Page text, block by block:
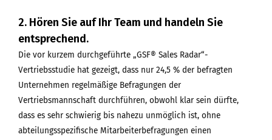
2. Hören Sie auf Ihr Team und handeln Sie
entsprechend.
Die vor kurzem durchgeführte „GSF® Sales Radar“-
Vertriebsstudie hat gezeigt, dass nur 24,5 % der befragten
Unternehmen regelmäßige Befragungen der
Vertriebsmannschaft durchführen, obwohl klar sein dürfte,
dass es sehr schwierig bis nahezu unmöglich ist, ohne
abteilungsspezifische Mitarbeiterbefragungen einen